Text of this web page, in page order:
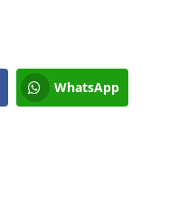
WhatsApp